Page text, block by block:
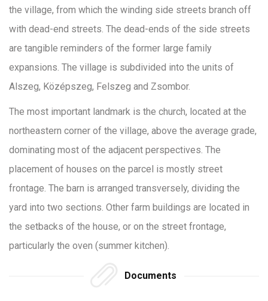
the village, from which the winding side streets branch off
with dead-end streets. The dead-ends of the side streets
are tangible reminders of the former large family
expansions. The village is subdivided into the units of
Alszeg, Középszeg, Felszeg and Zsombor.
The most important landmark is the church, located at the
northeastern corner of the village, above the average grade,
dominating most of the adjacent perspectives. The
placement of houses on the parcel is mostly street
frontage. The barn is arranged transversely, dividing the
yard into two sections. Other farm buildings are located in
the setbacks of the house, or on the street frontage,
particularly the oven (summer kitchen).
Documents